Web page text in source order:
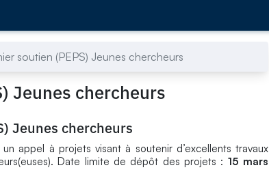
soutien (PEPS) Jeunes chercheurs
Jeunes chercheurs
Jeunes chercheurs
appel à projets visant à soutenir d’excellents travaux
Date limite de dépôt des projets : 15 mars